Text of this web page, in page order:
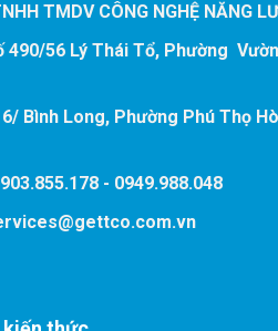
TMDV CÔNG NGHỆ NĂNG
490/56 Lý Thái Tổ, Phường
Bình Long, Phường Phú Thọ
- 0949.988.048